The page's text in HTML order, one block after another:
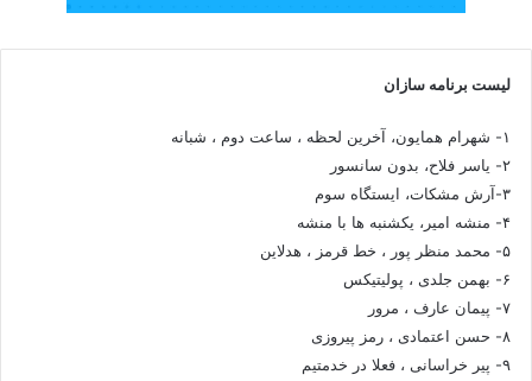
لیست برنامه سازان
۱- شهرام همایون، آخرین لحظه ، ساعت دوم ، شبانه
۲- یاسر فلاح، بدون سانسور
۳-آرش مشکات، ایستگاه سوم
۴- منشه امیر، یکشنبه ها با منشه
۵- محمد منظر پور ، خط قرمز ، هدلاین
۶- بهمن جلدی ، پولیتیکس
۷- پیمان عارف ، مرور
۸- حسن اعتمادی ، رمز پیروزی
۹- پیر خراسانی ، فعلا در خدمتیم